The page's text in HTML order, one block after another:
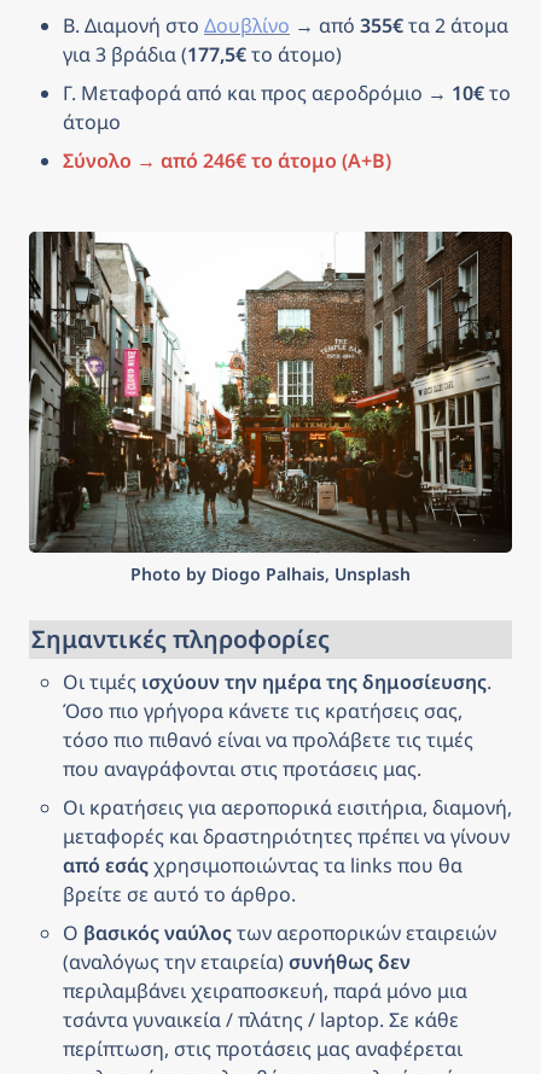
Β. Διαμονή στο Δουβλίνο → από 355€ τα 2 άτομα
για 3 βράδια (177,5€ το άτομο)
Γ. Μεταφορά από και προς αεροδρόμιο → 10€ το
άτομο
Σύνολο → από 246€ το άτομο (Α+Β)
Photo by Diogo Palhais, Unsplash
Σημαντικές πληροφορίες
Οι τιμές ισχύουν την ημέρα της δημοσίευσης.
Όσο πιο γρήγορα κάνετε τις κρατήσεις σας,
τόσο πιο πιθανό είναι να προλάβετε τις τιμές
που αναγράφονται στις προτάσεις μας.
Οι κρατήσεις για αεροπορικά εισιτήρια, διαμονή,
από εσάς χρησιμοποιώντας τα links που θα
βρείτε σε αυτό το άρθρο.
Ο βασικός ναύλος των αεροπορικών εταιρειών
(αναλόγως την εταιρεία) συνήθως δεν
περιλαμβάνει χειραποσκευή, παρά μόνο μια
τσάντα γυναικεία / πλάτης / laptop. Σε κάθε
περίπτωση, στις προτάσεις μας αναφέρεται